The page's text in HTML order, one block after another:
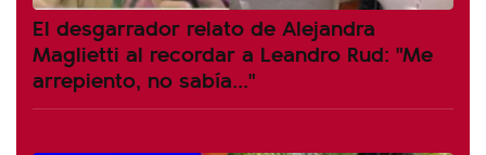
El desgarrador relato de Alejandra
Maglietti al recordar a Leandro Rud: "Me
arrepiento, no sabía..."